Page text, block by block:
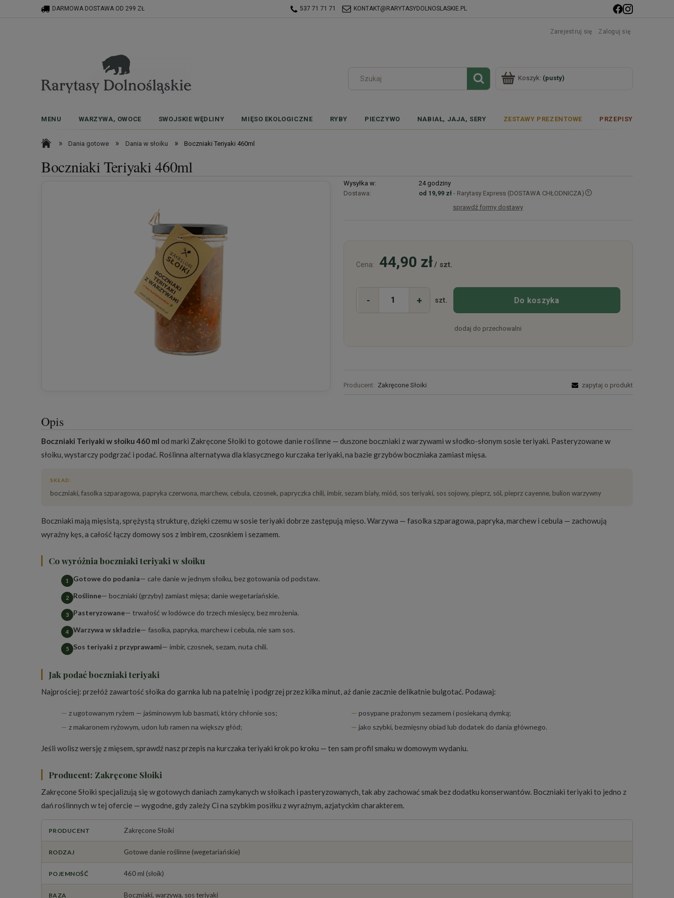
DARMOWA DOSTAWA OD 299 ZŁ 537 71 71 71 KONTAKT@RARYTASYDOLNOSLASKIE.PL
Zarejestruj się Zaloguj się
Koszyk: (pusty)
MENU WARZYWA, OWOCE SWOJSKIE WĘDLINY MIĘSO EKOLOGICZNE RYBY PIECZYWO NABIAŁ, JAJA, SERY ZESTAWY PREZENTOWE PRZEPISY
» Dania gotowe » Dania w słoiku » Boczniaki Teriyaki 460ml
Boczniaki Teriyaki 460ml
Wysyłka w:
24 godziny
Dostawa:
od 19,99 zł - Rarytasy Express (DOSTAWA CHŁODNICZA)
sprawdź formy dostawy
Cena: 44,90 zł/ szt.
- + szt. Do koszyka
dodaj do przechowalni
Producent: Zakręcone Słoiki zapytaj o produkt
Opis
Boczniaki Teriyaki w słoiku 460 ml od marki Zakręcone Słoiki to gotowe danie roślinne — duszone boczniaki z warzywami w słodko-słonym sosie teriyaki. Pasteryzowane w
słoiku, wystarczy podgrzać i podać. Roślinna alternatywa dla klasycznego kurczaka teriyaki, na bazie grzybów boczniaka zamiast mięsa.
SKŁAD:
boczniaki, fasolka szparagowa, papryka czerwona, marchew, cebula, czosnek, papryczka chili, imbir, sezam biały, miód, sos teriyaki, sos sojowy, pieprz, sól, pieprz cayenne, bulion warzywny
Boczniaki mają mięsistą, sprężystą strukturę, dzięki czemu w sosie teriyaki dobrze zastępują mięso. Warzywa — fasolka szparagowa, papryka, marchew i cebula — zachowują
wyraźny kęs, a całość łączy domowy sos z imbirem, czosnkiem i sezamem.
Co wyróżnia boczniaki teriyaki w słoiku
Gotowe do podania— całe danie w jednym słoiku, bez gotowania od podstaw.
Roślinne— boczniaki (grzyby) zamiast mięsa; danie wegetariańskie.
Pasteryzowane— trwałość w lodówce do trzech miesięcy, bez mrożenia.
Warzywa w składzie— fasolka, papryka, marchew i cebula, nie sam sos.
Sos teriyaki z przyprawami— imbir, czosnek, sezam, nuta chili.
Jak podać boczniaki teriyaki
Najprościej: przełóż zawartość słoika do garnka lub na patelnię i podgrzej przez kilka minut, aż danie zacznie delikatnie bulgotać. Podawaj:
z ugotowanym ryżem — jaśminowym lub basmati, który chłonie sos;
z makaronem ryżowym, udon lub ramen na większy głód;
posypane prażonym sezamem i posiekaną dymką;
jako szybki, bezmięsny obiad lub dodatek do dania głównego.
Jeśli wolisz wersję z mięsem, sprawdź nasz przepis na kurczaka teriyaki krok po kroku — ten sam profil smaku w domowym wydaniu.
Producent: Zakręcone Słoiki
Zakręcone Słoiki specjalizują się w gotowych daniach zamykanych w słoikach i pasteryzowanych, tak aby zachować smak bez dodatku konserwantów. Boczniaki teriyaki to jedno z
dań roślinnych w tej ofercie — wygodne, gdy zależy Ci na szybkim posiłku z wyraźnym, azjatyckim charakterem.
PRODUCENT Zakręcone Słoiki
RODZAJ Gotowe danie roślinne (wegetariańskie)
POJEMNOŚĆ 460 ml (słoik)
BAZA Boczniaki, warzywa, sos teriyaki